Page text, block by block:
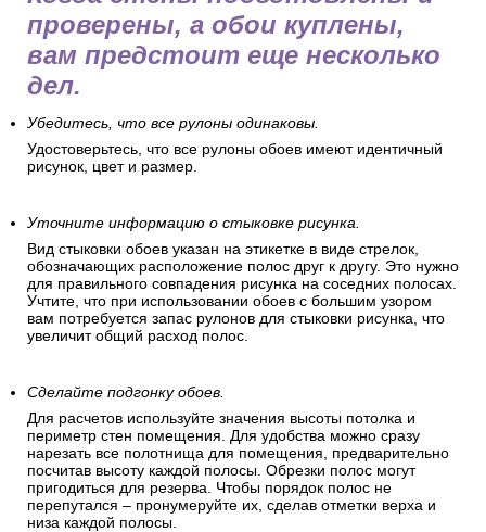
проверены, а обои куплены,
вам предстоит еще несколько
дел.
Убедитесь, что все рулоны одинаковы.
Удостоверьтесь, что все рулоны обоев имеют идентичный
рисунок, цвет и размер.
Уточните информацию о стыковке рисунка.
Вид стыковки обоев указан на этикетке в виде стрелок,
обозначающих расположение полос друг к другу. Это нужно
для правильного совпадения рисунка на соседних полосах.
Учтите, что при использовании обоев с большим узором
вам потребуется запас рулонов для стыковки рисунка, что
увеличит общий расход полос.
Сделайте подгонку обоев.
Для расчетов используйте значения высоты потолка и
периметр стен помещения. Для удобства можно сразу
нарезать все полотнища для помещения, предварительно
посчитав высоту каждой полосы. Обрезки полос могут
пригодиться для резерва. Чтобы порядок полос не
перепутался – пронумеруйте их, сделав отметки верха и
низа каждой полосы.